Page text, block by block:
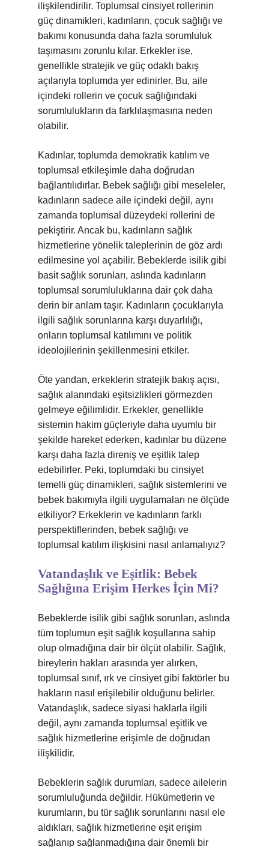
ilişkilendirilir. Toplumsal cinsiyet rollerinin
güç dinamikleri, kadınların, çocuk sağlığı ve
bakımı konusunda daha fazla sorumluluk
taşımasını zorunlu kılar. Erkekler ise,
genellikle stratejik ve güç odaklı bakış
açılarıyla toplumda yer edinirler. Bu, aile
içindeki rollerin ve çocuk sağlığındaki
sorumlulukların da farklılaşmasına neden
olabilir.
Kadınlar, toplumda demokratik katılım ve
toplumsal etkileşimle daha doğrudan
bağlantılıdırlar. Bebek sağlığı gibi meseleler,
kadınların sadece aile içindeki değil, aynı
zamanda toplumsal düzeydeki rollerini de
pekiştirir. Ancak bu, kadınların sağlık
hizmetlerine yönelik taleplerinin de göz ardı
edilmesine yol açabilir. Bebeklerde isilik gibi
basit sağlık sorunları, aslında kadınların
toplumsal sorumluluklarına dair çok daha
derin bir anlam taşır. Kadınların çocuklarıyla
ilgili sağlık sorunlarına karşı duyarlılığı,
onların toplumsal katılımını ve politik
ideolojilerinin şekillenmesini etkiler.
Öte yandan, erkeklerin stratejik bakış açısı,
sağlık alanındaki eşitsizlikleri görmezden
gelmeye eğilimlidir. Erkekler, genellikle
sistemin hakim güçleriyle daha uyumlu bir
şekilde hareket ederken, kadınlar bu düzene
karşı daha fazla direniş ve eşitlik talep
edebilirler. Peki, toplumdaki bu cinsiyet
temelli güç dinamikleri, sağlık sistemlerini ve
bebek bakımıyla ilgili uygulamaları ne ölçüde
etkiliyor? Erkeklerin ve kadınların farklı
perspektiflerinden, bebek sağlığı ve
toplumsal katılım ilişkisini nasıl anlamalıyız?
Vatandaşlık ve Eşitlik: Bebek
Sağlığına Erişim Herkes İçin Mi?
Bebeklerde isilik gibi sağlık sorunları, aslında
tüm toplumun eşit sağlık koşullarına sahip
olup olmadığına dair bir ölçüt olabilir. Sağlık,
bireylerin hakları arasında yer alırken,
toplumsal sınıf, ırk ve cinsiyet gibi faktörler bu
hakların nasıl erişilebilir olduğunu belirler.
Vatandaşlık, sadece siyasi haklarla ilgili
değil, aynı zamanda toplumsal eşitlik ve
sağlık hizmetlerine erişimle de doğrudan
ilişkilidir.
Bebeklerin sağlık durumları, sadece ailelerin
sorumluluğunda değildir. Hükümetlerin ve
kurumların, bu tür sağlık sorunlarını nasıl ele
aldıkları, sağlık hizmetlerine eşit erişim
sağlanıp sağlanmadığına dair önemli bir